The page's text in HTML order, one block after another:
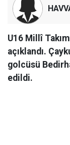
U16 Millî
açıklandı.
golcüsü
edildi.